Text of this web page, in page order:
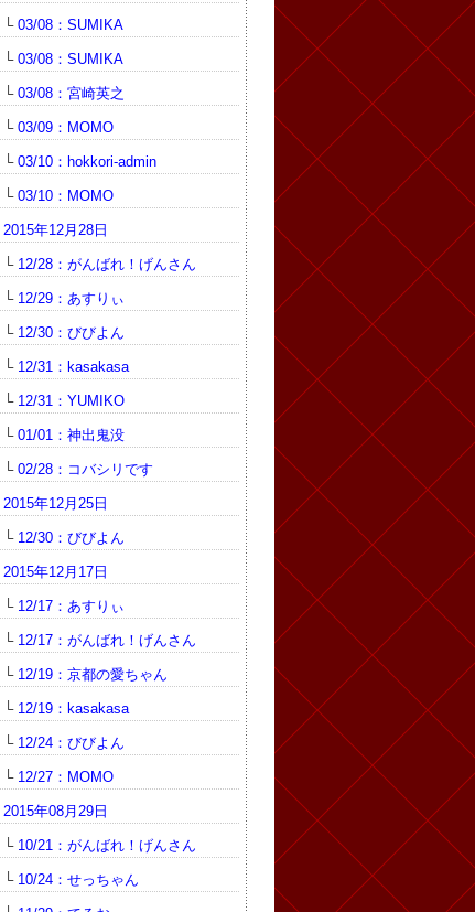
└ 03/08：SUMIKA
└ 03/08：SUMIKA
└ 03/08：宮崎英之
└ 03/09：MOMO
└ 03/10：hokkori-admin
└ 03/10：MOMO
2015年12月28日
└ 12/28：がんばれ！げんさん
└ 12/29：あすりぃ
└ 12/30：びびよん
└ 12/31：kasakasa
└ 12/31：YUMIKO
└ 01/01：神出鬼没
└ 02/28：コバシリです
2015年12月25日
└ 12/30：びびよん
2015年12月17日
└ 12/17：あすりぃ
└ 12/17：がんばれ！げんさん
└ 12/19：京都の愛ちゃん
└ 12/19：kasakasa
└ 12/24：びびよん
└ 12/27：MOMO
2015年08月29日
└ 10/21：がんばれ！げんさん
└ 10/24：せっちゃん